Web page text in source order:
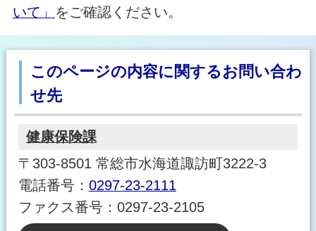
いて」 をご確認ください。
このページの内容に関するお問い合わ
せ先
健康保険課
〒303-8501 常総市水海道諏訪町3222-3
電話番号： 0297-23-2111
ファクス番号：0297-23-2105